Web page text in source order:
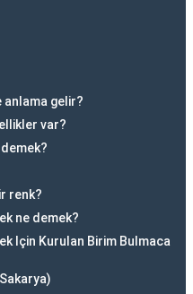
anlama gelir?
var?
renk?
ne demek?
Için Kurulan Birim Bulmaca